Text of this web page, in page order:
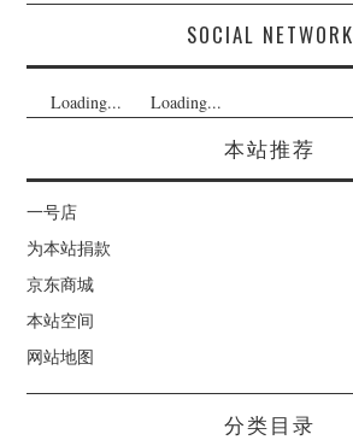
SOCIAL NETWORK
Loading... Loading...
本站推荐
一号店
为本站捐款
京东商城
本站空间
网站地图
分类目录